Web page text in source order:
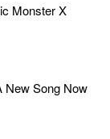
Monster X
New Song Now